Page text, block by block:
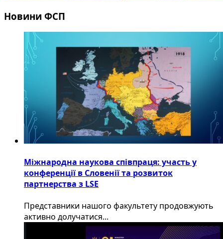
Новини ФСП
Міжнародна наукова співпраця: участь у
конференції в Словенії та розвиток
партнерства з LSE
​Представники нашого факультету продовжують
активно долучатися...